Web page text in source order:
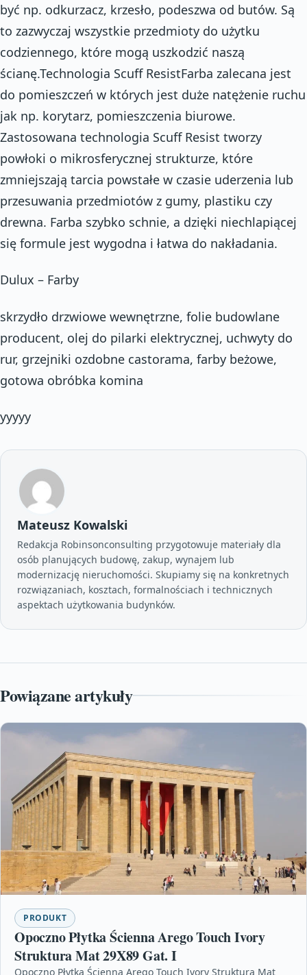
być np. odkurzacz, krzesło, podeszwa od butów. Są
to zazwyczaj wszystkie przedmioty do użytku
codziennego, które mogą uszkodzić naszą
ścianę.Technologia Scuff ResistFarba zalecana jest
do pomieszczeń w których jest duże natężenie ruchu
jak np. korytarz, pomieszczenia biurowe.
Zastosowana technologia Scuff Resist tworzy
powłoki o mikrosferycznej strukturze, które
zmniejszają tarcia powstałe w czasie uderzenia lub
przesuwania przedmiotów z gumy, plastiku czy
drewna. Farba szybko schnie, a dzięki niechlapiącej
się formule jest wygodna i łatwa do nakładania.
Dulux – Farby
skrzydło drzwiowe wewnętrzne, folie budowlane
producent, olej do pilarki elektrycznej, uchwyty do
rur, grzejniki ozdobne castorama, farby beżowe,
gotowa obróbka komina
yyyyy
Mateusz Kowalski
Redakcja Robinsonconsulting przygotowuje materiały dla
osób planujących budowę, zakup, wynajem lub
modernizację nieruchomości. Skupiamy się na konkretnych
rozwiązaniach, kosztach, formalnościach i technicznych
aspektach użytkowania budynków.
Powiązane artykuły
PRODUKT
Opoczno Płytka Ścienna Arego Touch Ivory
Struktura Mat 29X89 Gat. I
Opoczno Płytka Ścienna Arego Touch Ivory Struktura Mat